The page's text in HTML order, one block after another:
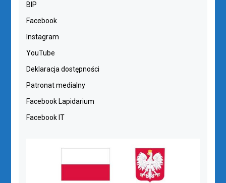
BIP
Facebook
Instagram
YouTube
Deklaracja dostępności
Patronat medialny
Facebook Lapidarium
Facebook IT